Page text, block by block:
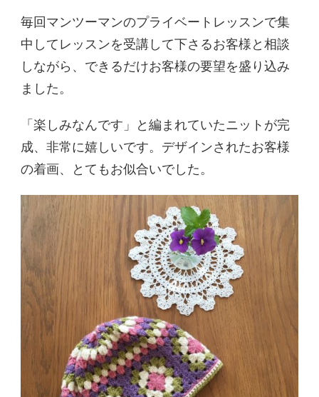
毎回マンツーマンのプライベートレッスンで集
中してレッスンを受講して下さるお客様と相談
しながら、できるだけお客様の要望を盛り込み
ました。
「楽しみなんです」と編まれていたニットが完
成、非常に嬉しいです。デザインされたお客様
の着画、とてもお似合いでした。